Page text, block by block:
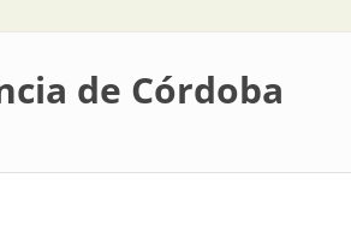
de Córdoba